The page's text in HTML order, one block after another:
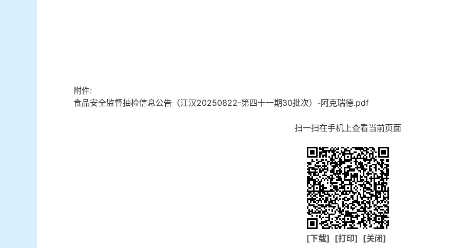
附件:
食品安全监督抽检信息公告（江汉20250822-第四十一期30批次）-阿克瑞德.pdf
扫一扫在手机上查看当前页面
[下载] [打印] [关闭]